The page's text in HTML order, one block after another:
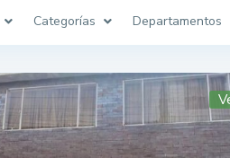
Categorías Departamentos